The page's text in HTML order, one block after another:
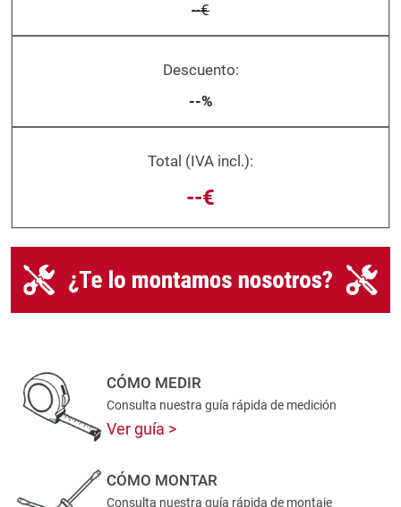
--€
Descuento:
--%
Total (IVA incl.):
--€
CÓMO MEDIR
Consulta nuestra guía rápida de medición
Ver guía
CÓMO MONTAR
Consulta nuestra guía rápida de montaje